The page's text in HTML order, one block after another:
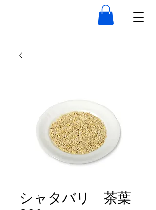
シャタバリ 茶葉